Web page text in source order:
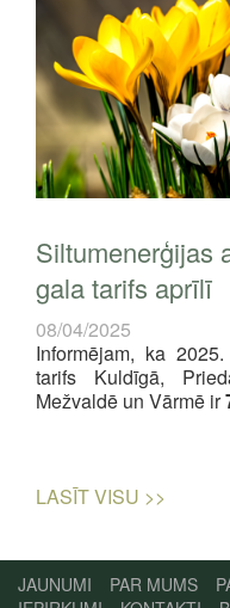
Siltumenerģijas
gala tarifs aprīlī
08/04/2025
Informējam, ka
tarifs Kuldīgā,
Mežvaldē un Vārmē ir
LASĪT VISU >>
JAUNUMI PAR MUMS